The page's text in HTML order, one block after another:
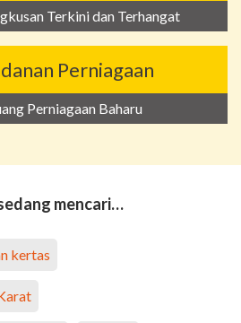
Terkini dan Terhangat
Perniagaan
Perniagaan Baharu
mencari…
kertas